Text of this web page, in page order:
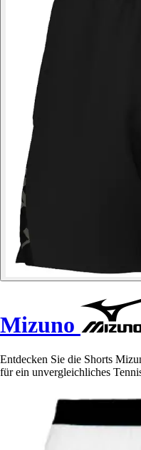
Mizuno
Entdecken Sie die Shorts
für ein unvergleichliches